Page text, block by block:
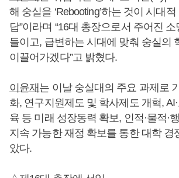
해 숭실을 ‘Rebooting’하는 것이 시대
답”이라며 “16대 총장으로서 주어진
들이고, 급변하는 시대에 맞춰 숭실의
이끌어가겠다”고 밝혔다.
이윤재 는 이날 숭실대의 주요 과제로
화, 연구지원제도 및 학사제도 개혁,
육 등 미래 성장동력 확보, 인적·물적·
지속 가능한 재정 확보를 통한 대학 경
았다.